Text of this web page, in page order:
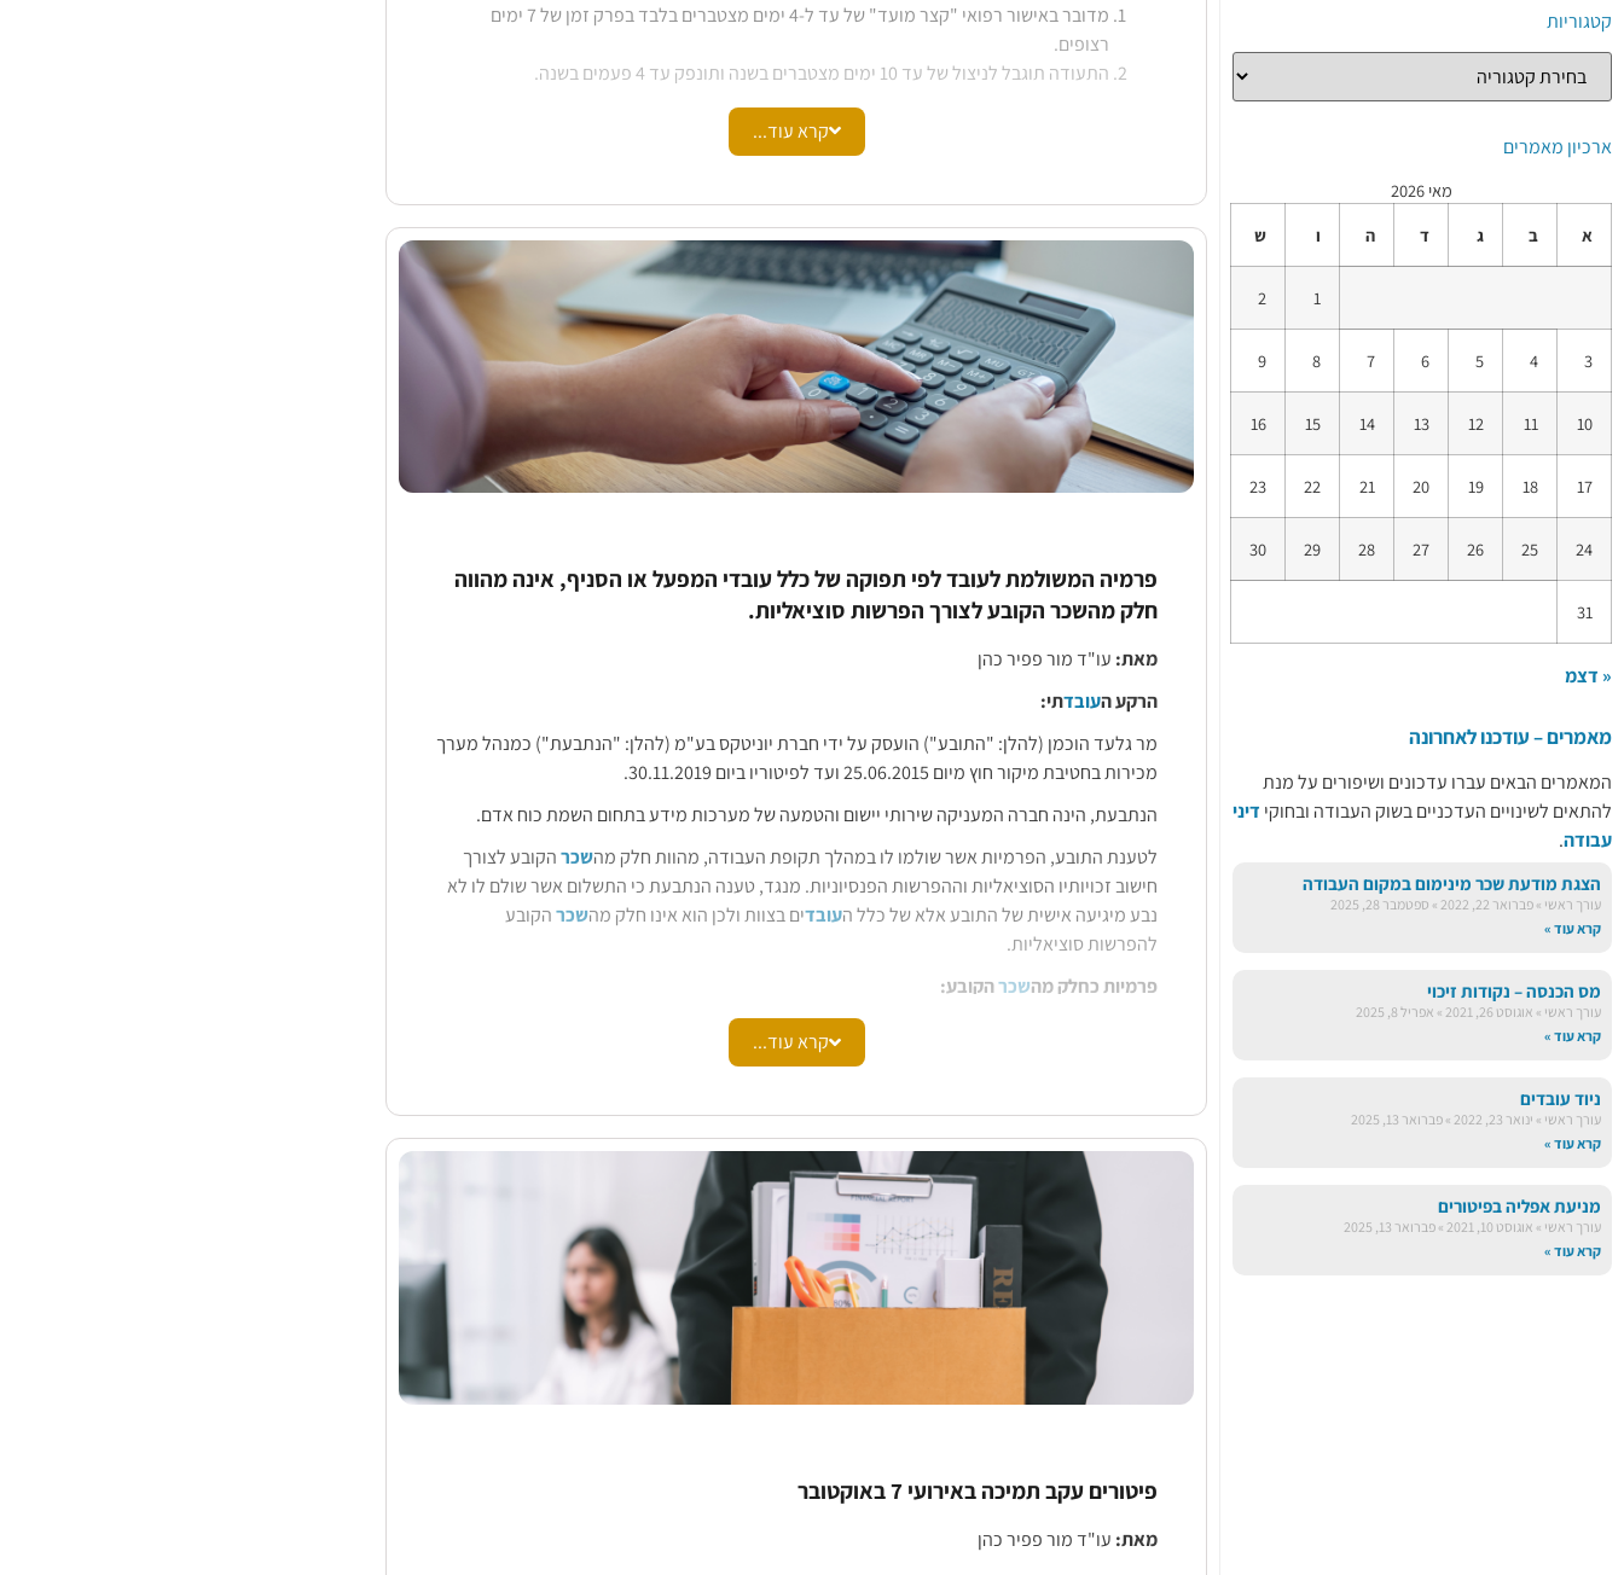
קטגוריות
ארכיון מאמרים
מאי 2026
א
ב ג ד ה ו ש
1
2
3
4
5
6
7
8
9
10
11
12
13
14
15
16
17
18
19
20
21
22
23
24
25
26
27
28
29
30
31
« דצמ
מאמרים – עודכנו לאחרונה
המאמרים הבאים עברו עדכונים ושיפורים על מנת
להתאים לשינויים העדכניים בשוק העבודה ובחוקי דיני
עבודה.
הצגת מודעת שכר מינימום במקום העבודה
עורך ראשי פברואר 22, 2022
ספטמבר 28, 2025
קרא עוד »
מס הכנסה – נקודות זיכוי
עורך ראשי אוגוסט 26, 2021
אפריל 8, 2025
קרא עוד »
ניוד עובדים
עורך ראשי ינואר 23, 2022
פברואר 13, 2025
קרא עוד »
מניעת אפליה בפיטורים
עורך ראשי אוגוסט 10, 2021
פברואר 13, 2025
קרא עוד »
מדובר באישור רפואי "קצר מועד" של עד ל-4 ימים מצטברים בלבד בפרק זמן של 7 ימים
רצופים.
התעודה תוגבל לניצול של עד 10 ימים מצטברים בשנה ותונפק עד 4 פעמים בשנה.
מתארכת לתקופה של מעל ל-4 ימים, אישור ה
בשיחת טלפון או בדרך אחרת אשר נקבעה בתקנות (כלומר, לא בהכרח בהגעה פיזית למרפאה).
שנקבע בחוזר משרד הבריאות אשר מתייחס לרקע רפואי קודם שאינו מצריך ביקור רופא.
קרא עוד...
פרמיה המשולמת לעובד לפי תפוקה של כלל עובדי המפעל או הסניף, אינה מהווה
חלק מהשכר הקובע לצורך הפרשות סוציאליות.
מאת: עו"ד מור פפיר כהן
הרקע העובדתי:
מר גלעד הוכמן (להלן: "התובע") הועסק על ידי חברת יוניטקס בע"מ (להלן: "הנתבעת") כמנהל מערך
מכירות בחטיבת מיקור חוץ מיום 25.06.2015 ועד לפיטוריו ביום 30.11.2019.
הנתבעת, הינה חברה המעניקה שירותי יישום והטמעה של מערכות מידע בתחום השמת כוח אדם.
לטענת התובע, הפרמיות אשר שולמו לו במהלך תקופת העבודה, מהוות חלק מהשכרהקובע לצורך
חישוב זכויותיו הסוציאליות וההפרשות הפנסיוניות. מנגד, טענה הנתבעת כי התשלום אשר שולם לו לא
נבע מיגיעה אישית של התובע אלא של כלל העובדים בצוות ולכן הוא אינו חלק מהשכרהקובע
להפרשות סוציאליות.
פרמיות כחלק מהשכרהקובע:
ההלכה קובעת, כי נטל השכנוע כי תשלום מסוים המכונה "תוספת" הוא חלק מן ה
. מעמדה של תוספת אינו נגזר מתוך שמה או בהתאם להגדרתה אשר נקבעה על ידי הצדדים,
הקובע, יש לבחון האם מדובר ברכיבשכראשר שולם לתובע בגין עבודתו הרגילה או שהתשלום היה
מותנה בקיומו של תנאי אשר התממש בזכות אדם אחד או קבוצה, וכן, האם אותו רכיב משולם דרך קבע
בפס"ד ע"ע ארצי 291/09 נקבע מהו מרכיב
שכר המהווה "תוספת" ולא חלק מה
פס"ד זה, כאשר מדובר במרכיב אשר מותנה בקיומו של תנאי או בגורם מיוחד והתנאי או הגורם
מתקיים, אזי מדובר בתוספת.
החלטת בית הדין האזורי:
בהתאם לאמור לעיל, בית הדין עמד על הקביעה כי כאשר התנאי או הגורם תלוי במי שמקבל את
התשלום, מדובר בתוספת שאינה חלק מה
המחלקה כולה.
לראיות אשר הוצגו על ידי שני הצדדים, נקבע כי התובע לא טיפל לבדו בהשמת
קרא עוד...
פיטורים עקב תמיכה באירועי 7 באוקטובר
מאת: עו"ד מור פפיר כהן